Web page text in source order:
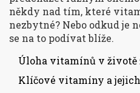
někdy nad tím, které
nezbytné? Nebo odkud je
se na to podívat blíže.
Úloha vitamínů v životě
Klíčové vitamíny a